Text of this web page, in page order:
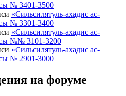
№ 3401-3500
«Сильсилятуль-ахадис ас-
№ 3301-3400
«Сильсилятуль-ахадис ас-
№№ 3101-3200
«Сильсилятуль-ахадис ас-
№ 2901-3000
на форуме